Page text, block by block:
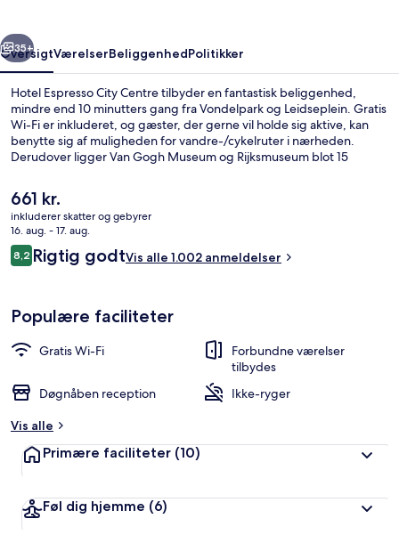
Næste
35+
OversigtVærelserBeliggenhedPolitikker
Hotel Espresso City Centre tilbyder en fantastisk beliggenhed,
mindre end 10 minutters gang fra Vondelpark og Leidseplein. Gratis
Wi-Fi er inkluderet, og gæster, der gerne vil holde sig aktive, kan
benytte sig af muligheden for vandre-/cykelruter i nærheden.
Derudover ligger Van Gogh Museum og Rijksmuseum blot 15
hjælpsomme personale. Offentlig transport ligger en kort gåtur
væk: 1e Con. Huygensstraat Sporvognsstation og Overtoom Station
er kun få skridt derfra.
Den
nuværende
pris
er
661 kr.
661 kr.
inkluderer skatter og gebyrer
16. aug. - 17. aug.
Anmeldelser
8,28,2 ud af 10.
Rigtig godtVis alle 1.002 anmeldelser
Populære faciliteter
Gratis Wi-Fi
Forbundne værelser
tilbydes
Døgnåben reception
Ikke-ryger
Vis alle
Primære faciliteter (10)
Føl dig hjemme (6)